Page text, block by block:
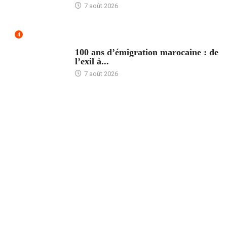
7 août 2026
4
100 ans d’émigration marocaine : de
l’exil à...
7 août 2026